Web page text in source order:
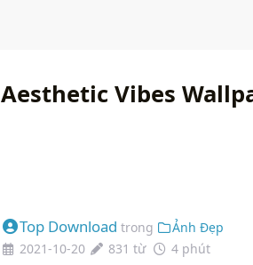
Aesthetic Vibes
Top Download trong
Ảnh Đẹp
2021-10-20
831 từ 4 phút